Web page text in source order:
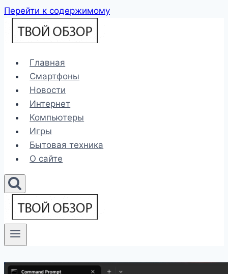
Перейти к содержимому
Главная
Смартфоны
Новости
Интернет
Компьютеры
Игры
Бытовая техника
О сайте